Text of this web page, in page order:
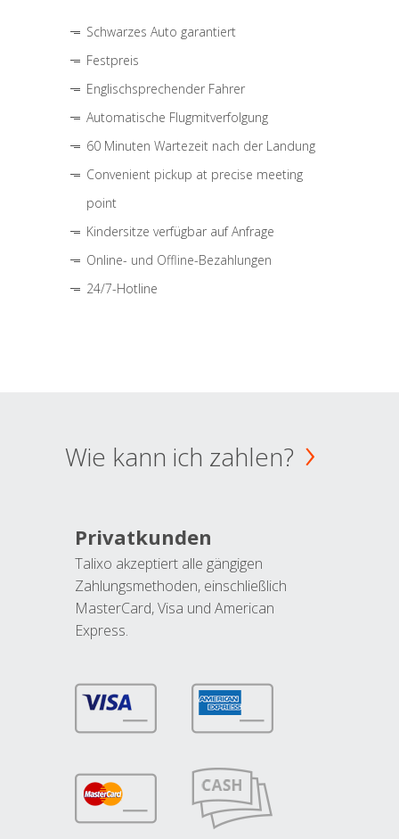
Schwarzes Auto garantiert
Festpreis
Englischsprechender Fahrer
Automatische Flugmitverfolgung
60 Minuten Wartezeit nach der Landung
Convenient pickup at precise meeting
point
Kindersitze verfügbar auf Anfrage
Online- und Offline-Bezahlungen
24/7-Hotline
Wie kann ich zahlen?
Privatkunden
Talixo akzeptiert alle gängigen
Zahlungsmethoden, einschließlich
MasterCard, Visa und American
Express.